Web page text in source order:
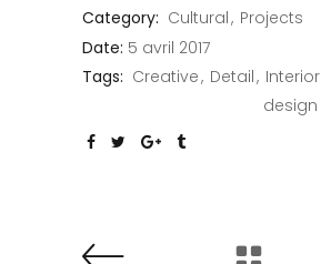
Category: Cultural Projects
Date: 5 avril 2017
Tags: Creative Detail Interior
design